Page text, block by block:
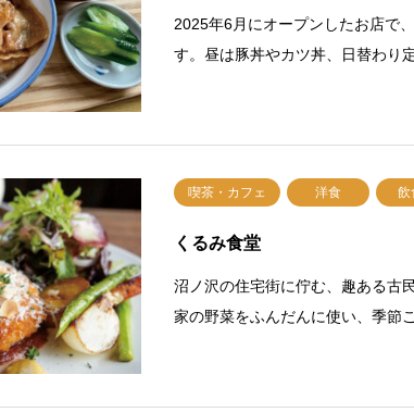
2025年6月にオープンしたお店で
す。昼は豚丼やカツ丼、日替わり
喫茶・カフェ 洋食 飲
くるみ食堂
沼ノ沢の住宅街に佇む、趣ある古
家の野菜をふんだんに使い、季節